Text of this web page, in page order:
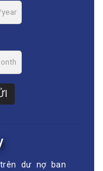
year
dư nợ ban